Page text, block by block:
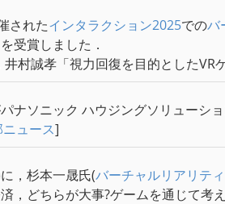
されたインタラクション2025でのバ
を受賞しました．
村誠孝「視力回復を目的としたVR
ナソニック ハウジングソリューシ
ュース]
，杉本一晟氏(バーチャルリアリテ
，どちらが大事?ゲームを通じて